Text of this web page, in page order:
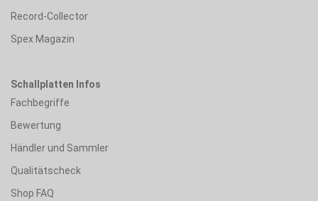
Record-Collector
Spex Magazin
Schallplatten Infos
Fachbegriffe
Bewertung
Händler und Sammler
Qualitätscheck
Shop FAQ